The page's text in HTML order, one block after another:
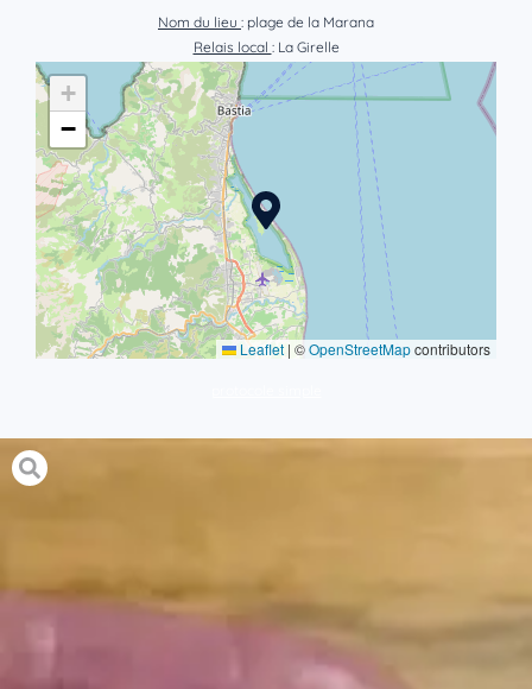
Nom du lieu : plage de la Marana
Relais local : La Girelle
+
−
Leaflet | ©OpenStreetMapcontributors